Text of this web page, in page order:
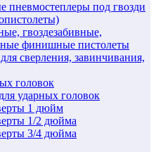
пневмостеплеры под гвозди
гвоздезабивные,
финишные пистолеты
сверления, завинчивания,
головок
ударных головок
1 дюйм
1/2 дюйма
3/4 дюйма